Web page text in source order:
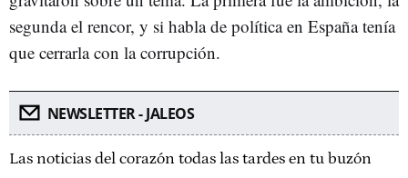
segunda el rencor, y si habla de política en España tenía
que cerrarla con la corrupción.
NEWSLETTER - JALEOS
Las noticias del corazón todas las tardes en tu buzón